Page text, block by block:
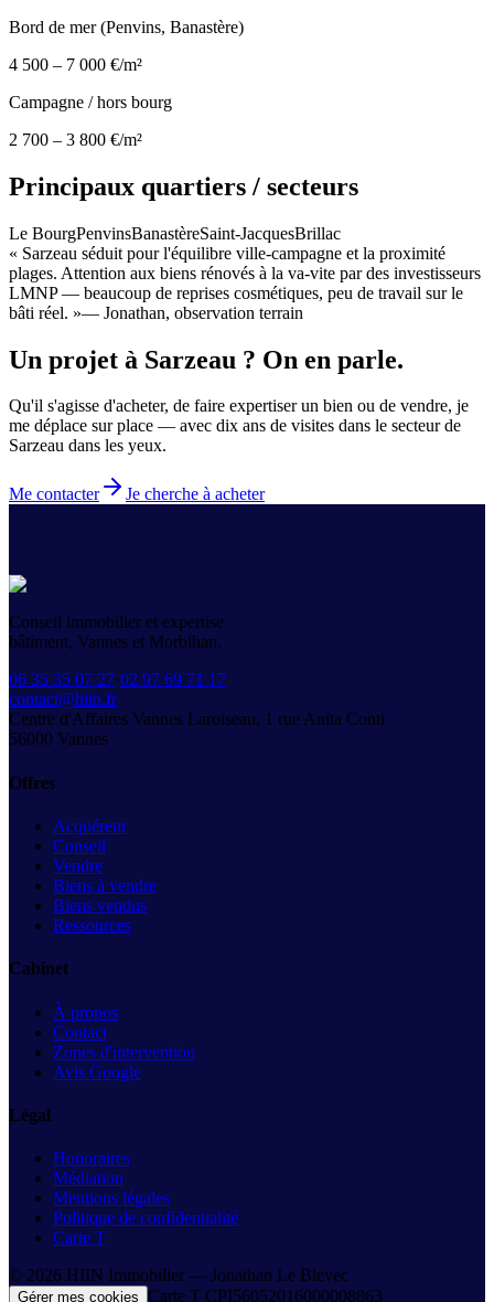
Bord de mer (Penvins, Banastère)
4 500 – 7 000 €/m²
Campagne / hors bourg
2 700 – 3 800 €/m²
Principaux quartiers / secteurs
Le BourgPenvinsBanastèreSaint-JacquesBrillac
« Sarzeau séduit pour l'équilibre ville-campagne et la proximité
plages. Attention aux biens rénovés à la va-vite par des investisseurs
LMNP — beaucoup de reprises cosmétiques, peu de travail sur le
bâti réel. »— Jonathan, observation terrain
Un projet à Sarzeau ? On en parle.
Qu'il s'agisse d'acheter, de faire expertiser un bien ou de vendre, je
me déplace sur place — avec dix ans de visites dans le secteur de
Sarzeau dans les yeux.
Me contacter Je cherche à acheter
Conseil immobilier et expertise
bâtiment, Vannes et Morbihan.
06 35 35 07 27·02 97 69 71 17
contact@hiin.fr
Centre d'Affaires Vannes Laroiseau, 1 rue Anita Conti
56000 Vannes
Offres
Acquéreur
Conseil
Vendre
Biens à vendre
Biens vendus
Ressources
Cabinet
À propos
Contact
Zones d'intervention
Avis Google
Légal
Honoraires
Médiation
Mentions légales
Politique de confidentialité
Carte T
© 2026 HIIN Immobilier — Jonathan Le Blevec
Gérer mes cookies Carte T CPI56052016000008863